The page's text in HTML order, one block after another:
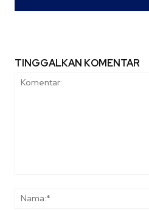
TINGGALKAN KOMENTAR